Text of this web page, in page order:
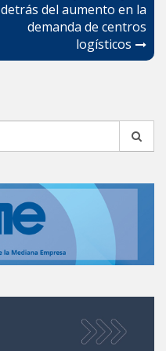
detrás del aumento en la
demanda de centros
logísticos